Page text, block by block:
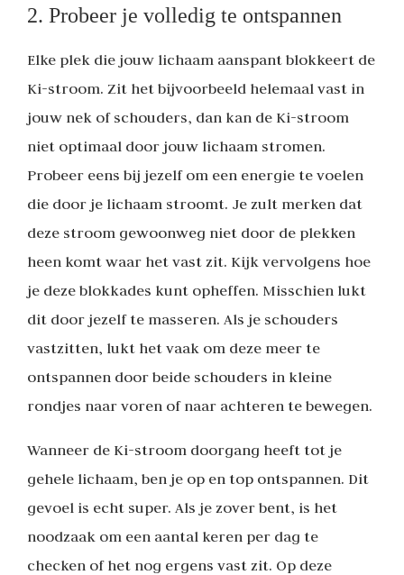
2. Probeer je volledig te ontspannen
Elke plek die jouw lichaam aanspant blokkeert de
Ki-stroom. Zit het bijvoorbeeld helemaal vast in
jouw nek of schouders, dan kan de Ki-stroom
niet optimaal door jouw lichaam stromen.
Probeer eens bij jezelf om een energie te voelen
die door je lichaam stroomt. Je zult merken dat
deze stroom gewoonweg niet door de plekken
heen komt waar het vast zit. Kijk vervolgens hoe
je deze blokkades kunt opheffen. Misschien lukt
dit door jezelf te masseren. Als je schouders
vastzitten, lukt het vaak om deze meer te
ontspannen door beide schouders in kleine
rondjes naar voren of naar achteren te bewegen.
Wanneer de Ki-stroom doorgang heeft tot je
gehele lichaam, ben je op en top ontspannen. Dit
gevoel is echt super. Als je zover bent, is het
noodzaak om een aantal keren per dag te
checken of het nog ergens vast zit. Op deze